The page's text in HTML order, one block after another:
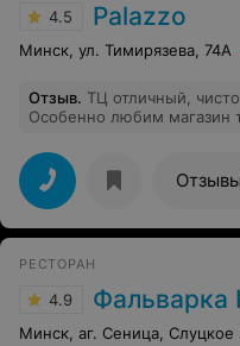
4.5 Palazzo
Минск, ул. Тимирязева, 74А
Отзыв. ТЦ отличный,
Особенно любим магазин
любимые инстаграмные
Очень рекомендую!Отзывы
РЕСТОРАН
4.9 Фальварка
Минск, аг. Сеница, Слуцкое